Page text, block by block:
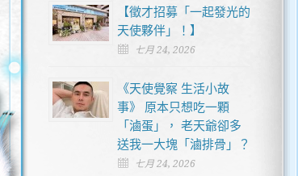
【徵才招募「一起發光的
天使夥伴」！】
七月 24, 2026
《天使覺察 生活小故
事》 原本只想吃一顆
「滷蛋」， 老天爺卻多
送我一大塊「滷排骨」？
七月 24, 2026